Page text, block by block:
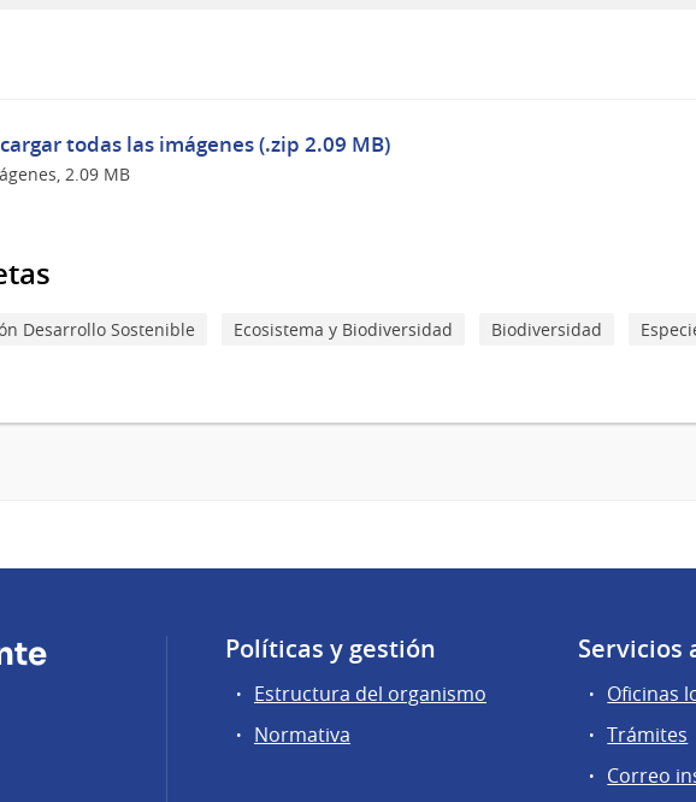
todas las imágenes (.zip 2.09 MB)
2.09 MB
Desarrollo Sostenible Ecosistema y Biodiversidad Biodiversidad
Políticas y gestión
Estructura del organismo
Normativa
Servicios
Oficinas
Trámites
Correo